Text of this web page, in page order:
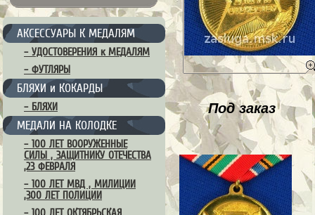
АКСЕССУАРЫ К МЕДАЛЯМ
– УДОСТОВЕРЕНИЯ к МЕДАЛЯМ
– ФУТЛЯРЫ
БЛЯХИ и КОКАРДЫ
– БЛЯХИ
МЕДАЛИ НА КОЛОДКЕ
– 100 ЛЕТ ВООРУЖЕННЫЕ
СИЛЫ , ЗАЩИТНИКУ ОТЕЧЕСТВА
,23 ФЕВРАЛЯ
– 100 ЛЕТ МВД , МИЛИЦИИ
,300 ЛЕТ ПОЛИЦИИ
Под заказ